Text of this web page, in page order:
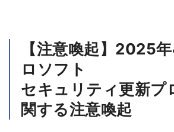
【注意喚起】2025
ロソフト
セキュリティ更新プ
関する注意喚起